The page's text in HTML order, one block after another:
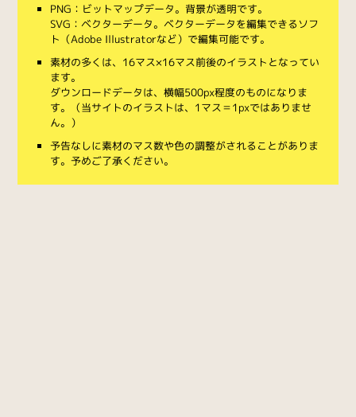
PNG：ビットマップデータ。背景が透明です。
SVG：ベクターデータ。ベクターデータを編集できるソフ
ト（Adobe Illustratorなど）で編集可能です。
素材の多くは、16マス×16マス前後のイラストとなってい
ます。
ダウンロードデータは、横幅500px程度のものになりま
す。（当サイトのイラストは、1マス＝1pxではありませ
ん。）
予告なしに素材のマス数や色の調整がされることがありま
す。予めご了承ください。